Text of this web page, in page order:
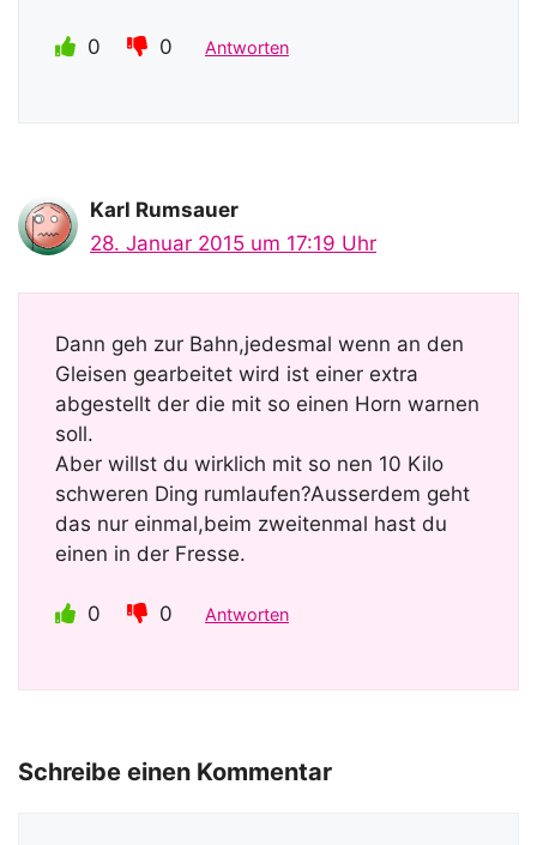
0 0 Antworten
Karl Rumsauer
28. Januar 2015 um 17:19 Uhr
Dann geh zur Bahn,jedesmal wenn an den
Gleisen gearbeitet wird ist einer extra
abgestellt der die mit so einen Horn warnen
soll.
Aber willst du wirklich mit so nen 10 Kilo
schweren Ding rumlaufen?Ausserdem geht
das nur einmal,beim zweitenmal hast du
einen in der Fresse.
0 0 Antworten
Schreibe einen Kommentar